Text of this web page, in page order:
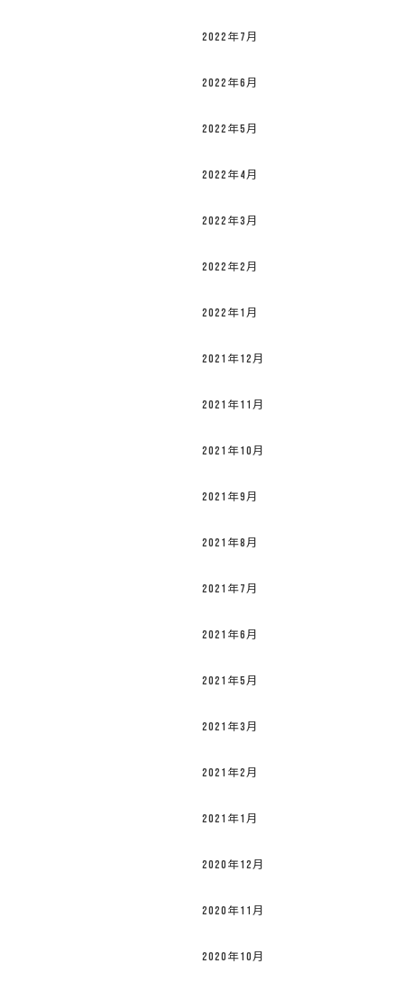
2022年7月
2022年6月
2022年5月
2022年4月
2022年3月
2022年2月
2022年1月
2021年12月
2021年11月
2021年10月
2021年9月
2021年8月
2021年7月
2021年6月
2021年5月
2021年3月
2021年2月
2021年1月
2020年12月
2020年11月
2020年10月